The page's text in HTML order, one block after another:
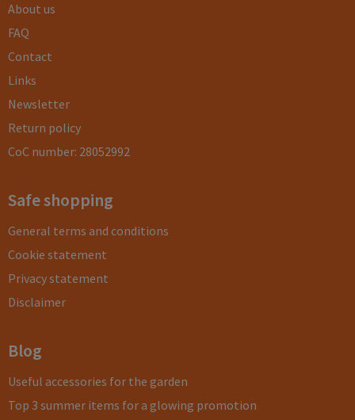
About us
FAQ
Contact
Links
Newsletter
Return policy
CoC number: 28052992
Safe shopping
General terms and conditions
Cookie statement
Privacy statement
Disclaimer
Blog
Useful accessories for the garden
Top 3 summer items for a glowing promotion